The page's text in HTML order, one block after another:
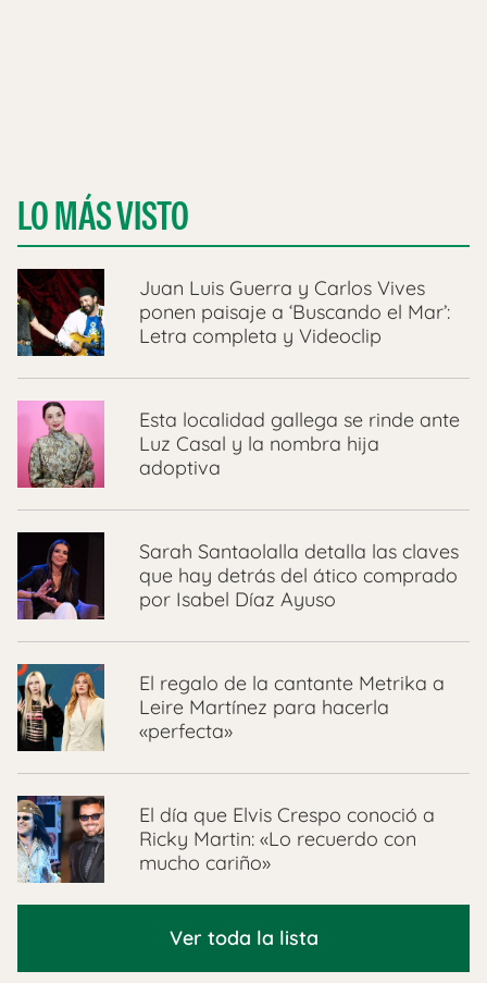
LO MÁS VISTO
Juan Luis Guerra y Carlos Vives
ponen paisaje a ‘Buscando el Mar’:
Letra completa y Videoclip
Esta localidad gallega se rinde ante
Luz Casal y la nombra hija
adoptiva
Sarah Santaolalla detalla las claves
que hay detrás del ático comprado
por Isabel Díaz Ayuso
El regalo de la cantante Metrika a
Leire Martínez para hacerla
«perfecta»
El día que Elvis Crespo conoció a
Ricky Martin: «Lo recuerdo con
mucho cariño»
Ver toda la lista